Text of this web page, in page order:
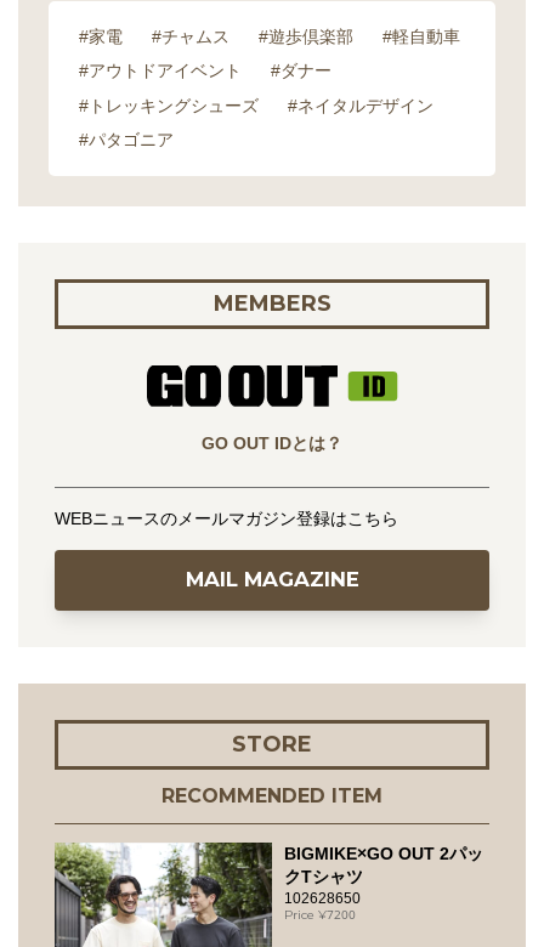
#家電 #チャムス #遊歩倶楽部
#軽自動車
#アウトドアイベント
#ダナー
#トレッキングシューズ
#ネイタルデザイン
#パタゴニア
MEMBERS
GO OUT IDとは？
WEBニュースのメールマガジン登録はこちら
MAIL MAGAZINE
STORE
RECOMMENDED ITEM
BIGMIKE×GO OUT 2パッ
クTシャツ
102628650
7200